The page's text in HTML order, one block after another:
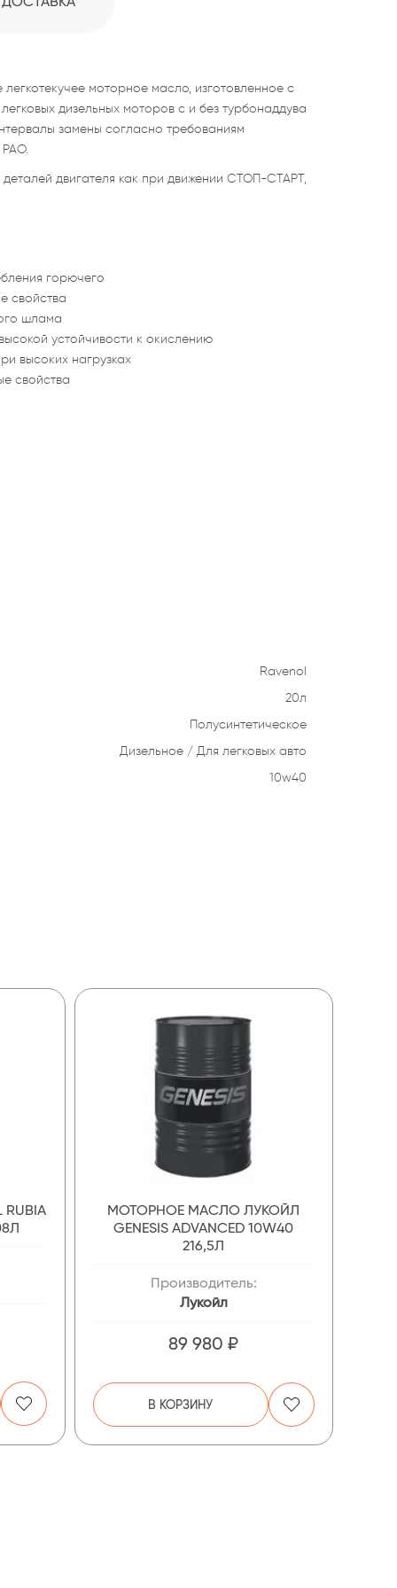
моторное масло, изготовленное с
дизельных моторов с и без турбонаддува
замены согласно требованиям
двигателя как при движении СТОП-СТАРТ,
горючего
свойства
шлама
устойчивости к окислению
высоких нагрузках
свойства
Ravenol
20л
Полусинтетическое
Дизельное
Для легковых авто
10w40
МОТОРНОЕ МАСЛО ЛУКОЙЛ
GENESIS ADVANCED 10W40
216,5Л
Производитель:
Лукойл
89 980 ₽
В КОРЗИНУ